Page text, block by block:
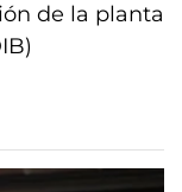
de la planta